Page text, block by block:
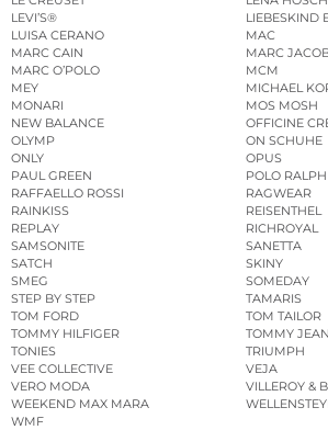
LEVI’S®
LIEBESKIND
LUISA CERANO
MAC
MARC CAIN
MARC
MARC O’POLO
MCM
MEY
MICHAEL
MONARI
MOS MOSH
NEW BALANCE
OFFICINE
OLYMP
ON SCHUHE
ONLY
OPUS
PAUL GREEN
POLO
RAFFAELLO ROSSI
RAGWEAR
RAINKISS
REISENTHEL
REPLAY
RICHROYAL
SAMSONITE
SANETTA
SATCH
SKINY
SMEG
SOMEDAY
STEP BY STEP
TAMARIS
TOM FORD
TOM TAILOR
TOMMY HILFIGER
TOMMY
TONIES
TRIUMPH
VEE COLLECTIVE
VEJA
VERO MODA
VILLEROY &
WEEKEND MAX MARA
WMF